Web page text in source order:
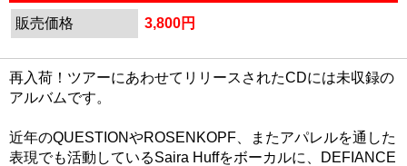
販売価格 3,800円
再入荷！ツアーにあわせてリリースされたCDには未収録の
アルバムです。
近年のQUESTIONやROSENKOPF、またアパレルを通した
表現でも活動しているSaira Huffをボーカルに、DEFIANCE